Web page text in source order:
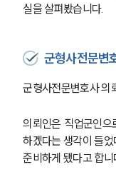
실을 살펴봤습니다.
군형사전문변
군형사전문변호사 의
의뢰인은 직업군인
하겠다는 생각이 들
준비하게 됐다고 합니